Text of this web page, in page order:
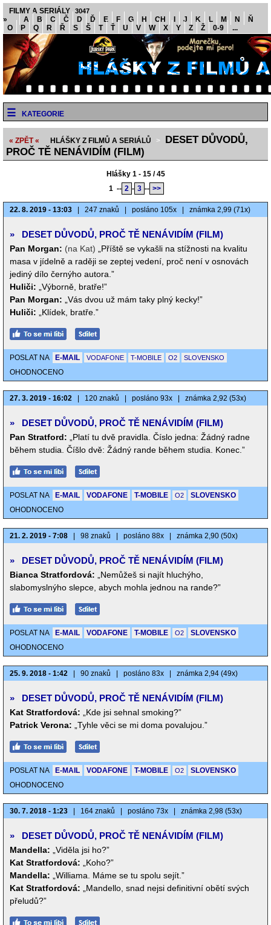
FILMY A SERIÁLY 3047
» A B C Č D Ď E F G H CH J K L M N
Ň
O
P Q R Ř S Š T Ť U V W X Y Z Ž 0-9 ...
KATEGORIE
« ZPĚT « HLÁŠKY Z FILMŮ A SERIÁLŮ >
DESET DŮVODŮ,
PROČ TĚ NENÁVIDÍM (FILM)
Hlášky 1 - 15 / 45
1 -- 2 - 3 -- >>
22. 8. 2019 - 13:03 247 znaků posláno 105x známka 2,99 (71x)
» DESET DŮVODŮ, PROČ TĚ NENÁVIDÍM (FILM)
Pan Morgan: (na Kat)
„Příště se vykašli na stížnosti na kvalitu
masa v jídelně a raději se zeptej vedení, proč není v osnovách
jediný dílo černýho autora.”
Huliči:
„Výborně, bratře!”
Pan Morgan:
„Vás dvou už mám taky plný kecky!”
Huliči:
„Klídek, bratře.”
POSLAT NA E-MAIL VODAFONE T-MOBILE O2 SLOVENSKO
OHODNOCENO
27. 3. 2019 - 16:02 120 znaků posláno 93x známka 2,92 (53x)
» DESET DŮVODŮ, PROČ TĚ NENÁVIDÍM (FILM)
Pan Stratford:
„Platí tu dvě pravidla. Číslo jedna: Žádný radne
během studia. Číšlo dvě: Žádný rande během studia. Konec.”
POSLAT NA E-MAIL VODAFONE T-MOBILE O2
SLOVENSKO
OHODNOCENO
21. 2. 2019 - 7:08 98 znaků posláno 88x známka 2,90 (50x)
» DESET DŮVODŮ, PROČ TĚ NENÁVIDÍM (FILM)
Bianca Stratfordová:
„Nemůžeš si najít hluchýho,
slabomyslnýho slepce, abych mohla jednou na rande?”
POSLAT NA E-MAIL VODAFONE T-MOBILE O2
SLOVENSKO
OHODNOCENO
25. 9. 2018 - 1:42 90 znaků posláno 83x známka 2,94 (49x)
» DESET DŮVODŮ, PROČ TĚ NENÁVIDÍM (FILM)
Kat Stratfordová:
„Kde jsi sehnal smoking?”
Patrick Verona:
„Tyhle věci se mi doma povalujou.”
POSLAT NA E-MAIL VODAFONE T-MOBILE O2
SLOVENSKO
OHODNOCENO
30. 7. 2018 - 1:23 164 znaků posláno 73x známka 2,98 (53x)
» DESET DŮVODŮ, PROČ TĚ NENÁVIDÍM (FILM)
Mandella:
„Viděla jsi ho?”
Kat Stratfordová:
„Koho?”
Mandella:
„Williama. Máme se tu spolu sejít.”
Kat Stratfordová:
„Mandello, snad nejsi definitivní obětí svých
přeludů?”